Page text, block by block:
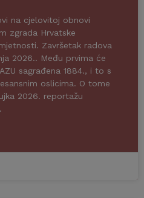
na cjelovitoj obnovi
zgrada Hrvatske
Završetak radova
2026.. Među prvima će
sagrađena 1884., i to s
oslicima. O tome
2026. reportažu